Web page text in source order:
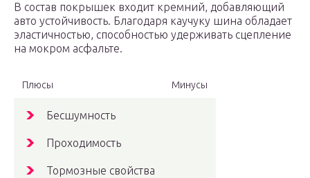
В состав покрышек входит кремний, добавляющий
авто устойчивость. Благодаря каучуку шина обладает
эластичностью, способностью удерживать сцепление
на мокром асфальте.
Плюсы Минусы
Бесшумность
Проходимость
Тормозные свойства